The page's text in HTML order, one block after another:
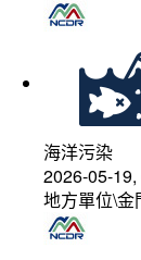
海洋污染
2026-05-
地方單位\